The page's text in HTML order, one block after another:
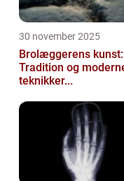
30 november 2025
Brolæggerens kunst:
Tradition og
teknikker...